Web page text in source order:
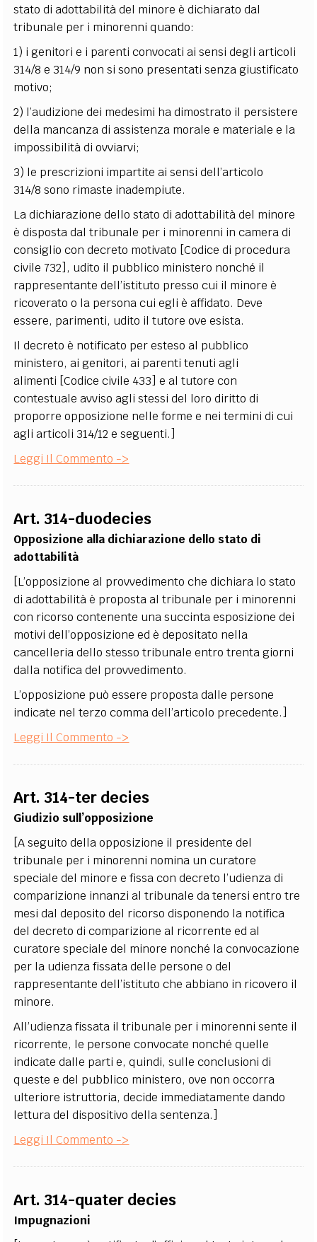
stato di adottabilità del minore è dichiarato dal
tribunale per i minorenni quando:
1) i genitori e i parenti convocati ai sensi degli articoli
314/8 e 314/9 non si sono presentati senza giustificato
motivo;
2) l’audizione dei medesimi ha dimostrato il persistere
della mancanza di assistenza morale e materiale e la
impossibilità di ovviarvi;
3) le prescrizioni impartite ai sensi dell’articolo
314/8 sono rimaste inadempiute.
La dichiarazione dello stato di adottabilità del minore
è disposta dal tribunale per i minorenni in camera di
consiglio con decreto motivato [Codice di procedura
civile 732], udito il pubblico ministero nonché il
rappresentante dell’istituto presso cui il minore è
ricoverato o la persona cui egli è affidato. Deve
essere, parimenti, udito il tutore ove esista.
Il decreto è notificato per esteso al pubblico
ministero, ai genitori, ai parenti tenuti agli
alimenti [Codice civile 433] e al tutore con
contestuale avviso agli stessi del loro diritto di
proporre opposizione nelle forme e nei termini di cui
agli articoli 314/12 e seguenti.]
Leggi Il Commento ->
Art. 314-duodecies
Opposizione alla dichiarazione dello stato di
adottabilità
[L’opposizione al provvedimento che dichiara lo stato
di adottabilità è proposta al tribunale per i minorenni
con ricorso contenente una succinta esposizione dei
motivi dell’opposizione ed è depositato nella
cancelleria dello stesso tribunale entro trenta giorni
dalla notifica del provvedimento.
L’opposizione può essere proposta dalle persone
indicate nel terzo comma dell’articolo precedente.]
Leggi Il Commento ->
Art. 314-ter decies
Giudizio sull’opposizione
[A seguito della opposizione il presidente del
tribunale per i minorenni nomina un curatore
speciale del minore e fissa con decreto l’udienza di
comparizione innanzi al tribunale da tenersi entro tre
mesi dal deposito del ricorso disponendo la notifica
del decreto di comparizione al ricorrente ed al
curatore speciale del minore nonché la convocazione
per la udienza fissata delle persone o del
rappresentante dell’istituto che abbiano in ricovero il
minore.
All’udienza fissata il tribunale per i minorenni sente il
ricorrente, le persone convocate nonché quelle
indicate dalle parti e, quindi, sulle conclusioni di
queste e del pubblico ministero, ove non occorra
ulteriore istruttoria, decide immediatamente dando
lettura del dispositivo della sentenza.]
Leggi Il Commento ->
Art. 314-quater decies
Impugnazioni